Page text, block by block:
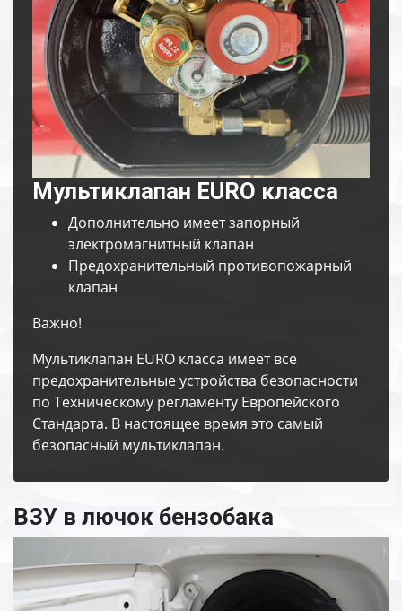
Мультиклапан EURO класса
Дополнительно имеет запорный
электромагнитный клапан
Предохранительный противопожарный
клапан
Важно!
Мультиклапан EURO класса имеет все
предохранительные устройства безопасности
по Техническому регламенту Европейского
Стандарта. В настоящее время это самый
безопасный мультиклапан.
ВЗУ в лючок бензобака